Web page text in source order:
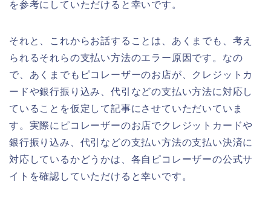
を参考にしていただけると幸いです。
それと、これからお話することは、あくまでも、考え
られるそれらの支払い方法のエラー原因です。なの
で、あくまでもピコレーザーのお店が、クレジットカ
ードや銀行振り込み、代引などの支払い方法に対応し
ていることを仮定して記事にさせていただいていま
す。実際にピコレーザーのお店でクレジットカードや
銀行振り込み、代引などの支払い方法の支払い決済に
対応しているかどうかは、各自ピコレーザーの公式サ
イトを確認していただけると幸いです。